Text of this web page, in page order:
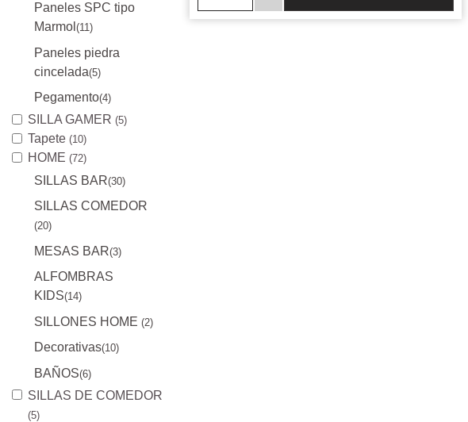
Paneles SPC tipo
Marmol (11)
Paneles piedra
cincelada(5)
Pegamento(4)
SILLA GAMER (5)
Tapete (10)
HOME (72)
SILLAS BAR(30)
SILLAS COMEDOR
(20)
MESAS BAR(3)
ALFOMBRAS
KIDS(14)
SILLONES HOME (2)
Decorativas(10)
BAÑOS(6)
SILLAS DE COMEDOR
(5)